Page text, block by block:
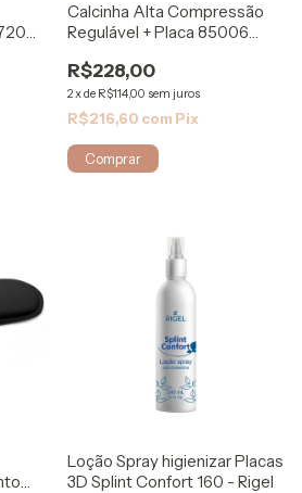
Calcinha Alta Compressão
Regulável + Placa 85006
R$228,00
2xde R$114,00 sem juros
R$216,60 com Pix
Comprar
Loção Spray higienizar Placas
3D Splint Confort 160 - Rigel